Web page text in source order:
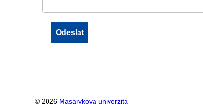
© 2026 Masarykova univerzita